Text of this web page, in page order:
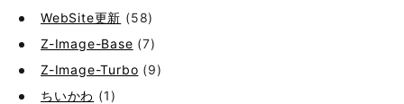
WebSite更新 (58)
Z-Image-Base (7)
Z-Image-Turbo (9)
ちいかわ (1)